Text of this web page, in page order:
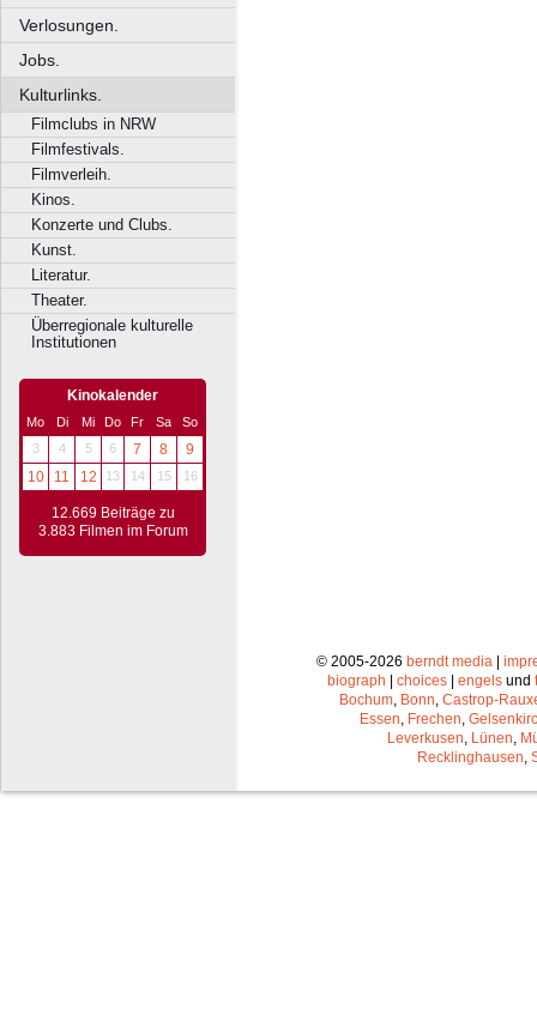
Verlosungen.
Jobs.
Kulturlinks.
Filmclubs in NRW
Filmfestivals.
Filmverleih.
Kinos.
Konzerte und Clubs.
Kunst.
Literatur.
Theater.
Überregionale kulturelle
Institutionen
Kinokalender
Mo Di Mi Do Fr Sa
So
3
4 5 6 7 8
9
10
11 12 13 14 15 16
12.669 Beiträge zu
3.883 Filmen im Forum
© 2005-2026 berndt media|
biograph
choices engels und
Bochum, Bonn, Castrop-
Essen, Frechen,
Leverkusen, Lünen,
Recklinghausen,